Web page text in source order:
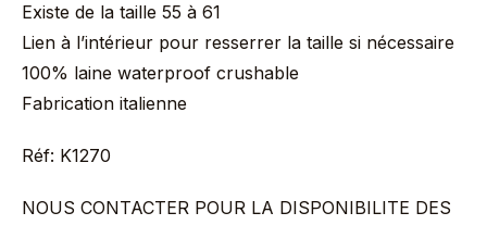
Existe de la taille 55 à 61
Lien à l’intérieur pour resserrer la taille si nécessaire
100% laine waterproof crushable
Fabrication italienne
Réf: K1270
NOUS CONTACTER POUR LA DISPONIBILITE DES